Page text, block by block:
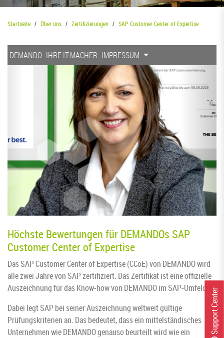
S
u
p
p
o
r
t
C
e
n
t
e
r
Startseite Über uns Zertifizierungen SAP Customer Center of Expertise
DEMANDO IHRE IT-MACHER IMPRESSUM
Höchste Bewertungen für DEMANDOs SAP
Customer Center of Expertise
Das SAP Customer Center of Expertise (CCoE) von DEMANDO wird
alle zwei Jahre von SAP zertifiziert. Das Zertifikat ist eine offizielle
Auszeichnung für das Know-how von DEMANDO im SAP-Umfeld.
Dabei legt SAP bei seiner Auszeichnung weltweit gültige
Prüfungskriterien an. Das bedeutet, dass ein mittelständisches
Unternehmen wie DEMANDO genauso beurteilt wird wie ein